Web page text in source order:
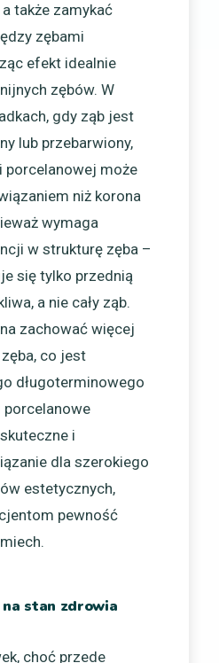
także zamykać
zębami
efekt idealnie
zębów. W
gdy ząb jest
lub przebarwiony,
porcelanowej może
niż korona
wymaga
w strukturę zęba –
się tylko przednią
a nie cały ząb.
zachować więcej
co jest
długoterminowego
i
dla szerokiego
estetycznych,
pewność
stan zdrowia
choć przede